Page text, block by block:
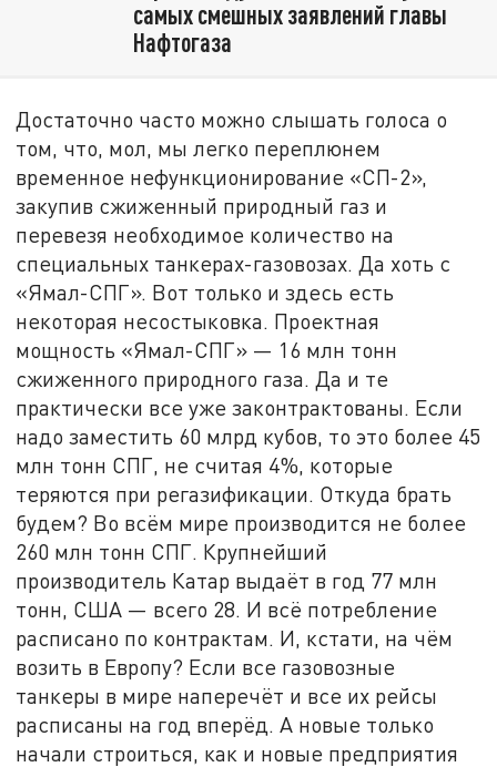
самых смешных заявлений главы
Нафтогаза
Достаточно часто можно слышать голоса о
том, что, мол, мы легко переплюнем
временное нефункционирование «СП-2»,
закупив сжиженный природный газ и
перевезя необходимое количество на
специальных танкерах-газовозах. Да хоть с
«Ямал-СПГ». Вот только и здесь есть
некоторая несостыковка. Проектная
мощность «Ямал-СПГ» — 16 млн тонн
сжиженного природного газа. Да и те
практически все уже законтрактованы. Если
надо заместить 60 млрд кубов, то это более 45
млн тонн СПГ, не считая 4%, которые
теряются при регазификации. Откуда брать
будем? Во всём мире производится не более
260 млн тонн СПГ. Крупнейший
производитель Катар выдаёт в год 77 млн
тонн, США — всего 28. И всё потребление
расписано по контрактам. И, кстати, на чём
возить в Европу? Если все газовозные
танкеры в мире наперечёт и все их рейсы
расписаны на год вперёд. А новые только
начали строиться, как и новые предприятия